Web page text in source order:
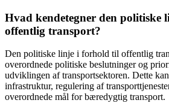
Hvad kendetegner den politiske
offentlig transport?
Den politiske linje i forhold til offentlig
overordnede politiske beslutninger og
udviklingen af transportsektoren. Dette
infrastruktur, regulering af
overordnede mål for bæredygtig transport.